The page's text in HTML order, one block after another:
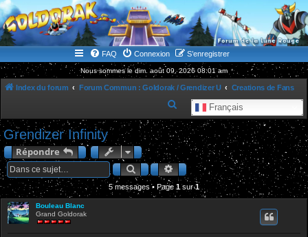
WWW.GOLDORAKGO.COM
le site de la Lune Rouge
FAQ Connexion S’enregistrer
Nous sommes le dim. août 09, 2026 08:01 am
Index du forum Forum Commun : Goldorak / Grendizer U Creations de Fans
Français
e
c
e
r
Grendizer Infinity
Répondre
RechercherRecherche avancée
5 messages • Page 1sur1
Bouleau Blanc
Grand Goldorak